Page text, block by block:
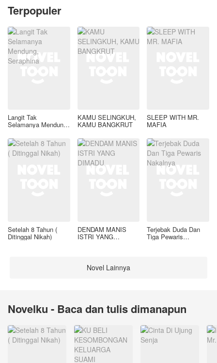
Terpopuler
Langit Tak
Selamanya Mendung,
KAMU SELINGKUH,
KAMU BANGKRUT
SLEEP WITH MR.
MAFIA
Setelah 8 Tahun (
Ditinggal Nikah)
DENDAM MANIS
ISTRI YANG
Terjebak Duda Dan
Tiga Pewaris
Novel Lainnya
Novelku - Baca dan tulis dimanapun